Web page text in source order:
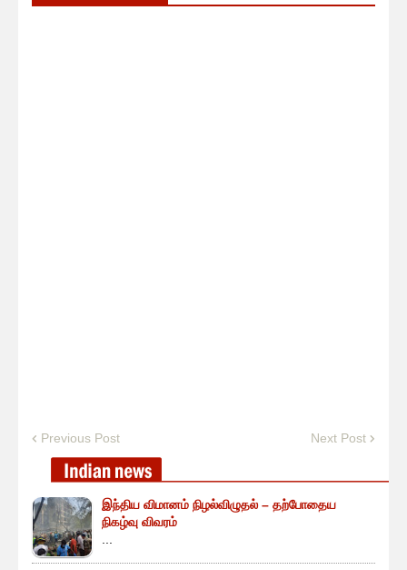
Previous Post Next Post
இந்திய விமானம் நிழல்விழுதல் – தற்போதைய
நிகழ்வு விவரம்